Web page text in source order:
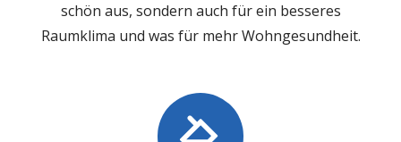
schön aus, sondern auch für ein besseres
Raumklima und was für mehr Wohngesundheit.